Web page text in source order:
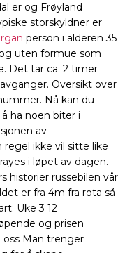
er og Frøyland
storskyldner er
person i alderen 35
uten formue som
Det tar ca. 2 timer
Oversikt over
Nå kan du
ha noen biter i
av
ikke vil sitte like
i løpet av dagen.
historier russebilen vår
er fra 4m fra rota så
Uke 3 12
og prisen
Man trenger